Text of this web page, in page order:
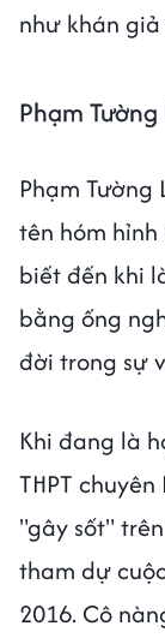
như khán
Phạm
Phạm
tên hóm
biết đến khi
bằng ống
đời trong sự
Khi đang là
THPT chuyên
"gây sốt"
tham dự
2016. Cô